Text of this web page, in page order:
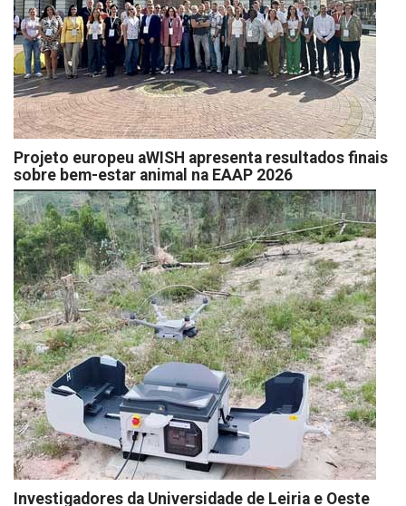
Projeto europeu aWISH apresenta resultados finais
sobre bem-estar animal na EAAP 2026
Investigadores da Universidade de Leiria e Oeste